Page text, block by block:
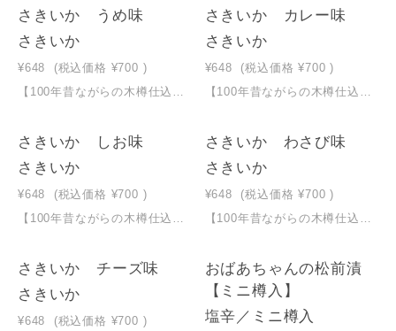
さきいか うめ味
さきいか
¥648 (税込価格 ¥700 )
【100年昔ながらの木樽仕込みで塩辛を作り続ける小田島水産の新定番！】大正3年創業の小田島水産が、新しいさきいかを開発！うめ味
さきいか カレー味
さきいか
¥648 (税込価格 ¥700 )
【100年昔ながらの木樽仕込みで塩辛を作り続ける小田島水産の新定番！】大正3年創業の小田島水産が、新しいさきいかを開発！カレー味
さきいか しお味
さきいか
¥648 (税込価格 ¥700 )
【100年昔ながらの木樽仕込みで塩辛を作り続ける小田島水産の新定番！】大正3年創業の小田島水産が、新しいさきいかを開発！しお味
さきいか わさび味
さきいか
¥648 (税込価格 ¥700 )
【100年昔ながらの木樽仕込みで塩辛を作り続ける小田島水産の新定番！】大正3年創業の小田島水産が、新しいさきいかを開発！わさび味
さきいか チーズ味
さきいか
¥648 (税込価格 ¥700 )
おばあちゃんの松前漬
【ミニ樽入】
塩辛／ミニ樽入